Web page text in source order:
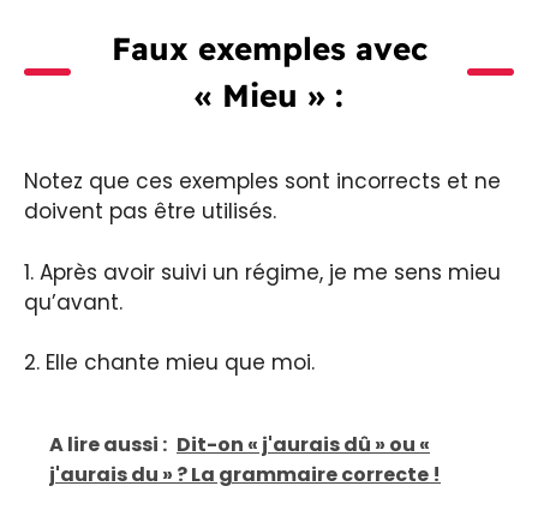
Faux exemples avec
« Mieu » :
Notez que ces exemples sont incorrects et ne
doivent pas être utilisés.
1. Après avoir suivi un régime, je me sens mieu
qu’avant.
2. Elle chante mieu que moi.
A lire aussi : Dit-on « j'aurais dû » ou «
j'aurais du » ? La grammaire correcte !